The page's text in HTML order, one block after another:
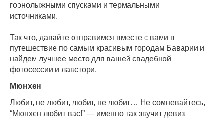
горнолыжными спусками и термальными
источниками.
Так что, давайте отправимся вместе с вами в
путешествие по самым красивым городам Баварии и
найдем лучшее место для вашей свадебной
фотосессии и лавстори.
Мюнхен
Любит, не любит, любит, не любит… Не сомневайтесь,
“Мюнхен любит вас!” — именно так звучит девиз